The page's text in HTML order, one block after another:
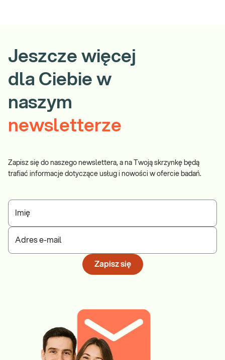
Jeszcze więcej
dla Ciebie w
naszym
newsletterze
Zapisz się do naszego newslettera, a na Twoją skrzynkę będą
trafiać informacje dotyczące usług i nowości w ofercie badań.
Imię
Adres e-mail
Zapisz się